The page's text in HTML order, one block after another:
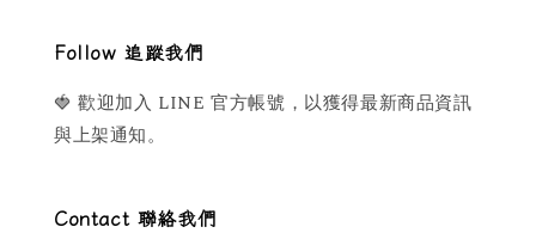
Follow 追蹤我們
🍓 歡迎加入 LINE 官方帳號，以獲得最新商品資訊
與上架通知。
Contact 聯絡我們